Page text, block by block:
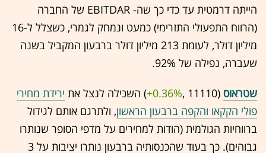
הייתה דרמטית עד כדי כך שה- EBITDAR של החברה
(הרווח התפעולי התזרימי) כמעט ונמחק לגמרי, כשצלל ל-16
מיליון דולר, לעומת 213 מיליון דולר ברבעון המקביל בשנה
שעברה, נפילה של 92%.
שטראוס (11110 ,‎
+0.36%‏) השכילה לנצל את ירידת מחירי
פולי הקקאו והקפה ברבעון הראשון, ולתרגם אותם לגידול
ברווחיות הגולמית (הודות למחירים על מדפי הסופר שנותרו
גבוהים). כך בעוד שהכנסותיה ברבעון נותרו יציבות על 3